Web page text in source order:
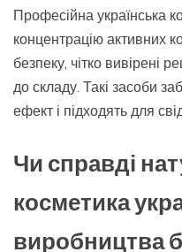
Професійна українська
концентрацію активних
безпеку, чітко вивірені
до складу. Такі засоби
ефект і підходять для
Чи справді
косметика
виробництва